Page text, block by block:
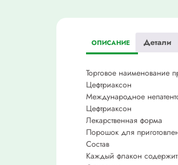
ОПИСАНИЕ Детали
Торговое наименование
Цефтриаксон
Международное
Цефтриаксон
Лекарственная форма
Порошок для
Состав
Каждый флакон содержит